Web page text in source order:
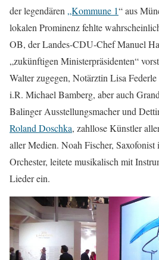
der legendären „Kommune 1“ aus
lokalen Prominenz fehlte
OB, der Landes-CDU-Chef Manuel
„zukünftigen Ministerpräsidenten“
Walter zugegen, Notärztin Lisa
i.R. Michael Bamberg, aber auch
Balinger Ausstellungsmacher und
Roland Doschka, zahllose Künstler
aller Medien. Noah Fischer,
Orchester, leitete musikalisch mit
Lieder ein.